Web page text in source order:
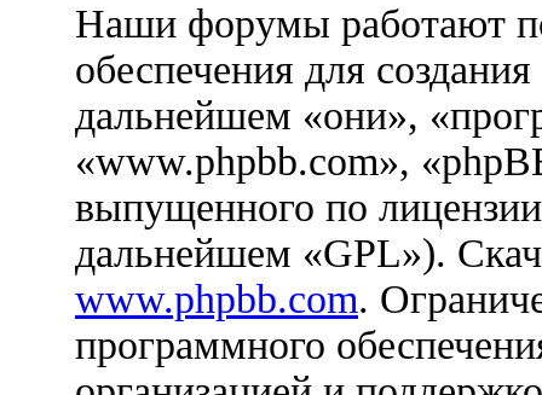
Наши форумы работают
обеспечения для
дальнейшем «они»,
«www.phpbb.com»,
выпущенного по
дальнейшем «GPL»).
www.phpbb.com.
программного